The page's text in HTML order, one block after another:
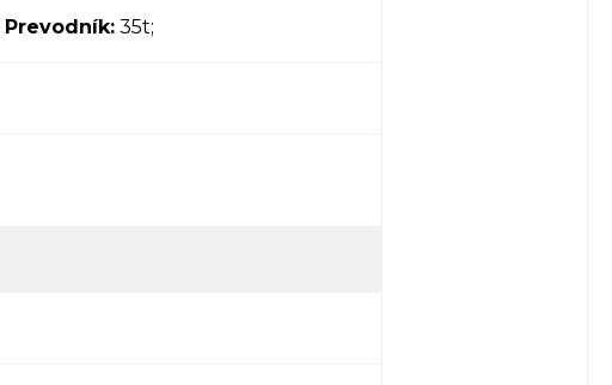
Prevodník: 35t;